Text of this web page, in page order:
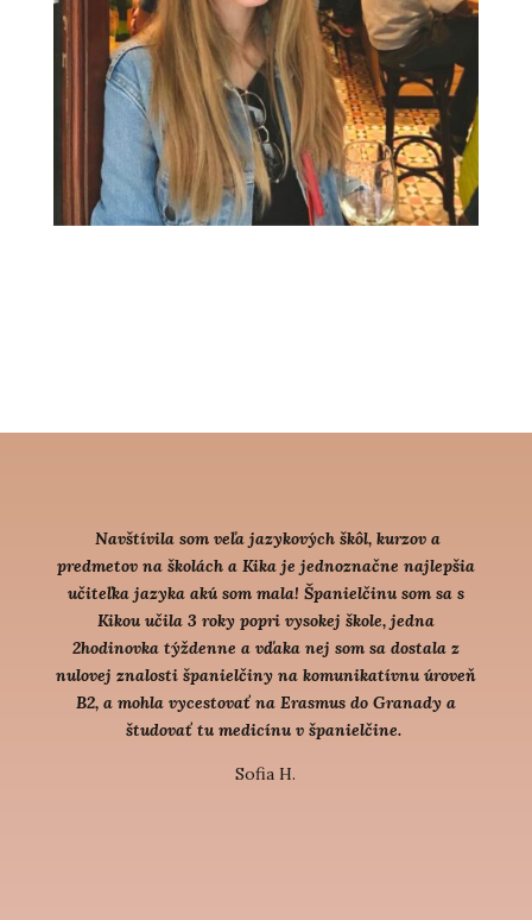
Navštívila som veľa jazykových škôl, kurzov a
predmetov na školách a Kika je jednoznačne najlepšia
učiteľka jazyka akú som mala! Španielčinu som sa s
Kikou učila 3 roky popri vysokej škole, jedna
2hodinovka týždenne a vďaka nej som sa dostala z
nulovej znalosti španielčiny na komunikatívnu úroveň
B2, a mohla vycestovať na Erasmus do Granady a
študovať tu medicínu v španielčine.
Sofia H.